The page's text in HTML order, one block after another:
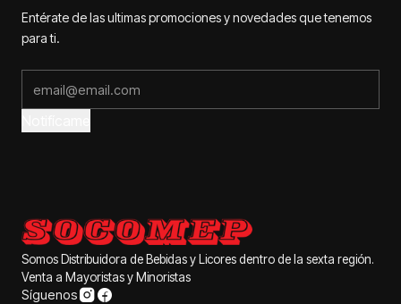
Entérate de las ultimas promociones y novedades que tenemos
para ti.
Somos Distribuidora de Bebidas y Licores dentro de la sexta región.
Venta a Mayoristas y Minoristas
Síguenos